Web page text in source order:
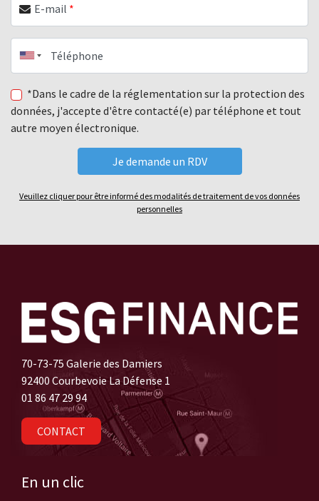
E-mail *
Téléphone
*Dans le cadre de la réglementation sur la protection des
données, j'accepte d'être contacté(e) par téléphone et tout
autre moyen électronique.
Veuillez cliquer pour être informé des modalités de traitement de vos données
personnelles
70-73-75 Galerie des Damiers
92400 Courbevoie La Défense 1
01 86 47 29 94
CONTACT
En un clic